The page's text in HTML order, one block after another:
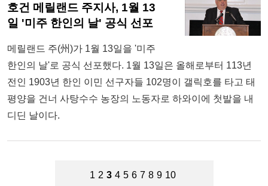
호건 메릴랜드 주지사, 1월 13
일 '미주 한인의 날' 공식 선포
메릴랜드 주(州)가 1월 13일을 '미주
한인의 날'로 공식 선포했다. 1월 13일은 올해로부터 113년
전인 1903년 한인 이민 선구자들 102명이 갤릭호를 타고 태
평양을 건너 사탕수수 농장의 노동자로 하와이에 첫발을 내
디딘 날이다.
1 2 3 4 5 6 7 8 9 10